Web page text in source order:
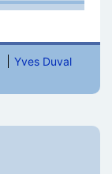
Yves Duval